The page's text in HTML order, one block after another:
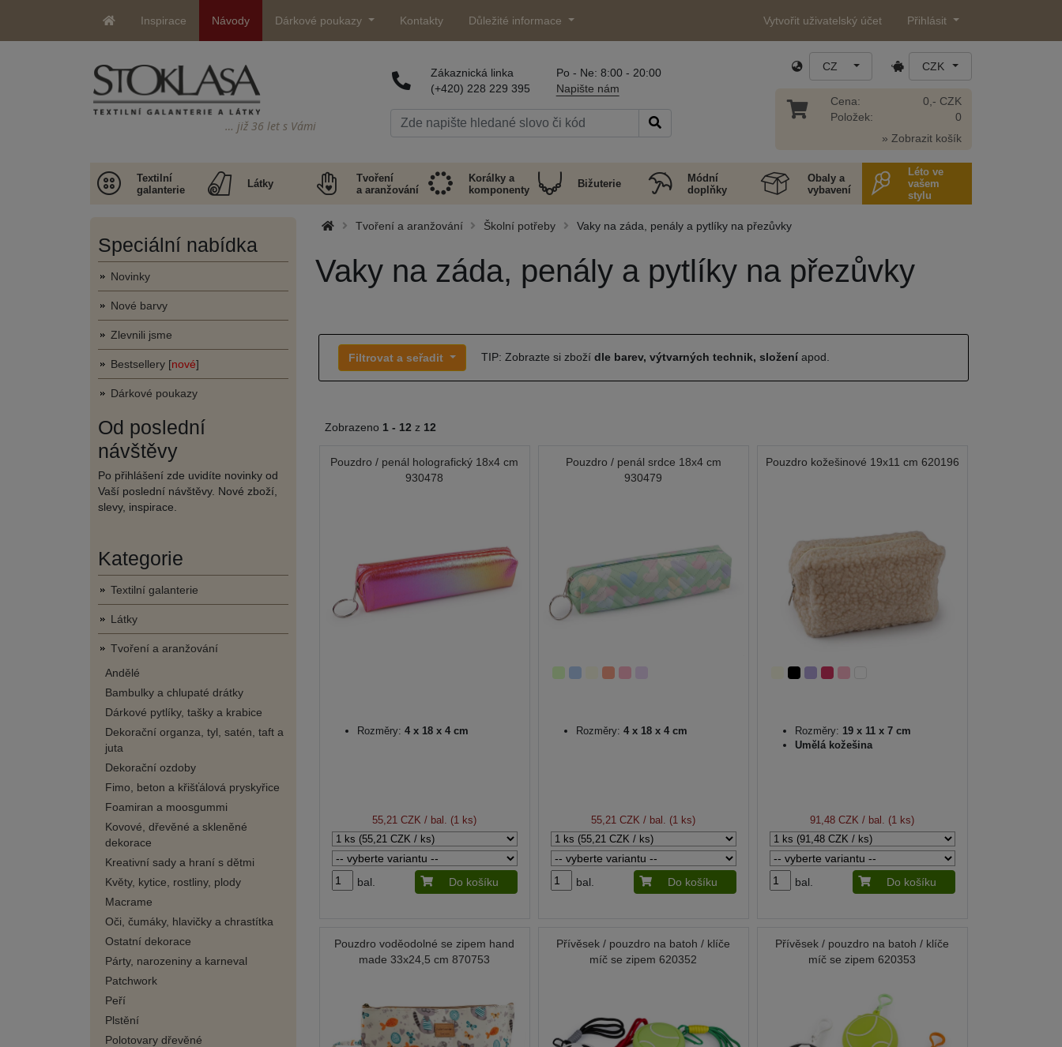
Inspirace Návody Dárkové poukazy Kontakty Důležité informace Vytvořit uživatelský účet Přihlásit
… již 36 let s Vámi
Zákaznická linka
(+420) 228 229 395
Po - Ne: 8:00 - 20:00
Napište nám
CZ CZK
Cena:
Položek:
0,- CZK
0
» Zobrazit košík
Textilní
galanterie
Látky
Tvoření
a aranžování
Korálky a
komponenty
Bižuterie
Módní
doplňky
Obaly a
vybavení
Léto ve
vašem
stylu
Speciální nabídka
Novinky
Nové barvy
Zlevnili jsme
Bestsellery [nové]
Dárkové poukazy
Od poslední
návštěvy
Po přihlášení zde uvidíte novinky od
Vaší poslední návštěvy. Nové zboží,
slevy, inspirace.
Kategorie
Textilní galanterie
Látky
Tvoření a aranžování
Andělé
Bambulky a chlupaté drátky
Dárkové pytlíky, tašky a krabice
Dekorační organza, tyl, satén, taft a
juta
Dekorační ozdoby
Fimo, beton a křišťálová pryskyřice
Foamiran a moosgummi
Kovové, dřevěné a skleněné
dekorace
Kreativní sady a hraní s dětmi
Květy, kytice, rostliny, plody
Macrame
Oči, čumáky, hlavičky a chrastítka
Ostatní dekorace
Párty, narozeniny a karneval
Patchwork
Peří
Plstění
Polotovary dřevěné
Tvoření a aranžování Školní potřeby Vaky na záda, penály a pytlíky na přezůvky
Vaky na záda, penály a pytlíky na přezůvky
Filtrovat a seřadit TIP: Zobrazte si zboží dle barev, výtvarných technik, složeníapod.
Zobrazeno 1 - 12 z 12
Pouzdro / penál holografický 18x4 cm
930478
Rozměry: 4 x 18 x 4 cm
55,21 CZK / bal. (1 ks)
bal. Do košíku
Pouzdro / penál srdce 18x4 cm
930479
Rozměry: 4 x 18 x 4 cm
55,21 CZK / bal. (1 ks)
bal. Do košíku
Pouzdro kožešinové 19x11 cm 620196
Rozměry: 19 x 11 x 7 cm
Umělá kožešina
91,48 CZK / bal. (1 ks)
bal. Do košíku
Pouzdro voděodolné se zipem hand
made 33x24,5 cm 870753
Přívěsek / pouzdro na batoh / klíče
míč se zipem 620352
Přívěsek / pouzdro na batoh / klíče
míč se zipem 620353